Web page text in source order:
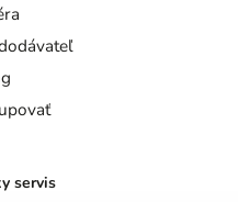
servis